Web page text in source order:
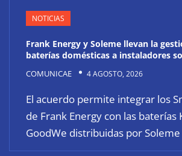
NOTICIAS
Frank Energy y Soleme llevan la
baterías domésticas a instaladores
COMUNICAE 4 AGOSTO, 2026
El acuerdo permite integrar los
de Frank Energy con las baterías
GoodWe distribuidas por